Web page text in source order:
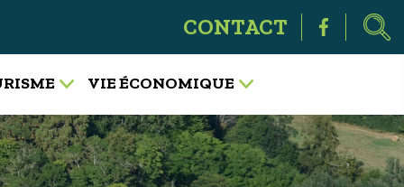
CONTACT
VIE ÉCONOMIQUE